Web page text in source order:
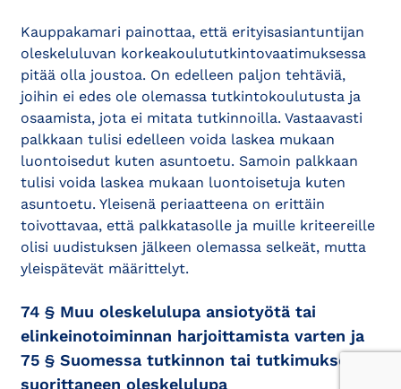
Kauppakamari painottaa, että erityisasiantuntijan
oleskeluluvan korkeakoulututkintovaatimuksessa
pitää olla joustoa. On edelleen paljon tehtäviä,
joihin ei edes ole olemassa tutkintokoulutusta ja
osaamista, jota ei mitata tutkinnoilla. Vastaavasti
palkkaan tulisi edelleen voida laskea mukaan
luontoisedut kuten asuntoetu. Samoin palkkaan
tulisi voida laskea mukaan luontoisetuja kuten
asuntoetu. Yleisenä periaatteena on erittäin
toivottavaa, että palkkatasolle ja muille kriteereille
olisi uudistuksen jälkeen olemassa selkeät, mutta
yleispätevät määrittelyt.
74 § Muu oleskelulupa ansiotyötä tai
elinkeinotoiminnan harjoittamista varten ja
75 § Suomessa tutkinnon tai tutkimuksen
suorittaneen oleskelulupa